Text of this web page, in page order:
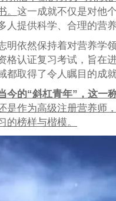
。 这一成就不仅是对他
人提供科学、合理的营
明依然保持着对营养学
格认证复习考试，旨在
都取得了令人瞩目的成就
今的“斜杠青年”，这一
是作为高级注册营养师
的榜样与楷模。